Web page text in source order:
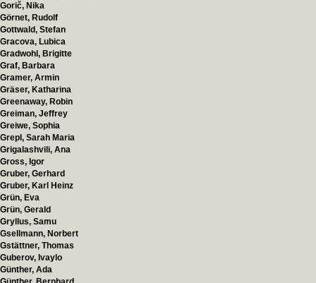
Gorič, Nika
Görnet, Rudolf
Gottwald, Stefan
Gracova, Lubica
Gradwohl, Brigitte
Graf, Barbara
Gramer, Armin
Gräser, Katharina
Greenaway, Robin
Greiman, Jeffrey
Greiwe, Sophia
Grepl, Sarah Maria
Grigalashvili, Ana
Gross, Igor
Gruber, Gerhard
Gruber, Karl Heinz
Grün, Eva
Grün, Gerald
Gryllus, Samu
Gsellmann, Norbert
Gstättner, Thomas
Guberov, Ivaylo
Günther, Ada